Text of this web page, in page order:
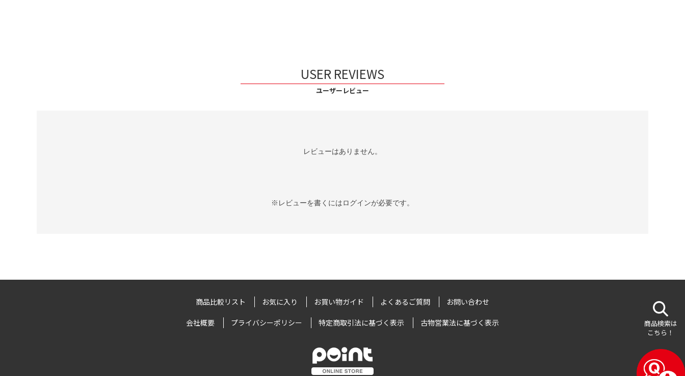
USER REVIEWS
ユーザーレビュー
レビューはありません。
※レビューを書くにはログインが必要です。
商品比較リスト お気に入り お買い物ガイド よくあるご質問 お問い合わせ
会社概要 プライバシーポリシー 特定商取引法に基づく表示 古物営業法に基づく表示
商品検索は
こちら！